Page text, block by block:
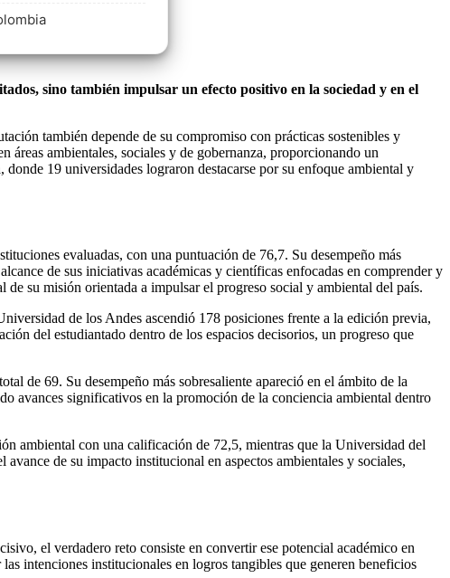
sino también impulsar un efecto positivo en la sociedad y en el
también depende de su compromiso con prácticas sostenibles y
ambientales, sociales y de gobernanza, proporcionando un
19 universidades lograron destacarse por su enfoque ambiental y
evaluadas, con una puntuación de 76,7. Su desempeño más
de sus iniciativas académicas y científicas enfocadas en comprender y
su misión orientada a impulsar el progreso social y ambiental del país.
de los Andes ascendió 178 posiciones frente a la edición previa,
del estudiantado dentro de los espacios decisorios, un progreso que
de 69. Su desempeño más sobresaliente apareció en el ámbito de la
avances significativos en la promoción de la conciencia ambiental dentro
ambiental con una calificación de 72,5, mientras que la Universidad del
de su impacto institucional en aspectos ambientales y sociales,
el verdadero reto consiste en convertir ese potencial académico en
intenciones institucionales en logros tangibles que generen beneficios